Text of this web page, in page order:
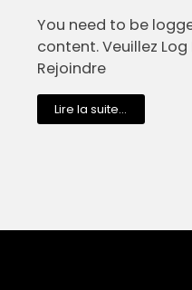
You need to be
content. Veuillez
Rejoindre
Lire la suite...